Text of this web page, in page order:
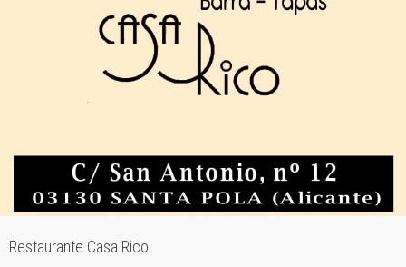
Restaurante Casa Rico